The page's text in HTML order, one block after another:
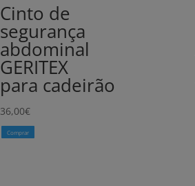
Cinto de
segurança
abdominal
GERITEX
para cadeirão
36,00€
Comprar